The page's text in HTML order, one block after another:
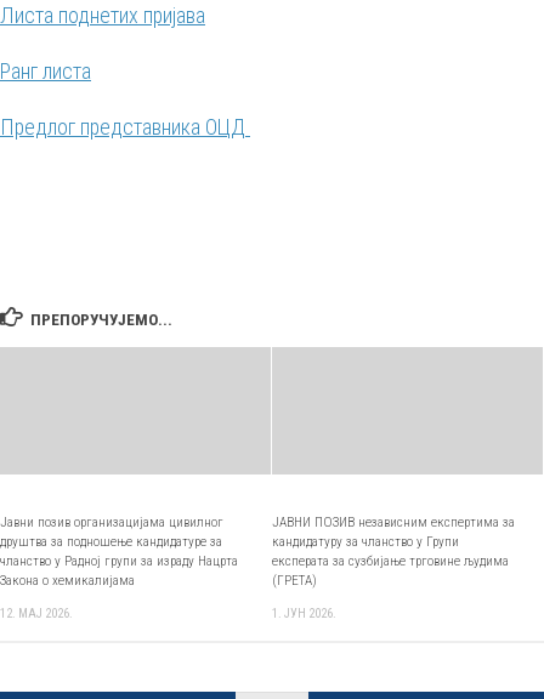
Листа поднетих пријава
Ранг листа
Предлог представника ОЦД
ПРЕПОРУЧУЈЕМО...
Јавни позив организацијама цивилног
друштва за подношење кандидатуре за
чланство у Радној групи за израду Нацрта
Закона о хемикалијама
12. МАЈ 2026.
ЈАВНИ ПОЗИВ независним експертима за
кандидатуру за чланство у Групи
експерата за сузбијање трговине људима
(ГРЕТА)
1. ЈУН 2026.